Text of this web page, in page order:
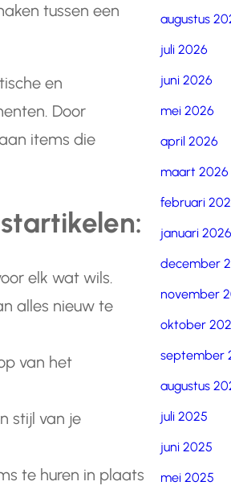
tussen een
en
Door
items die
elk wat wils.
alles nieuw te
van het
stijl van je
te huren in plaats
augustus
juli 2026
juni 2026
mei 2026
april 2026
maart 2026
februari
januari 2026
december
november
oktober
september
augustus
juli 2025
juni 2025
mei 2025